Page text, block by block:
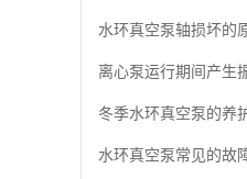
水环真空泵轴损坏的
冬季水环真空泵的养
水环真空泵常见的故